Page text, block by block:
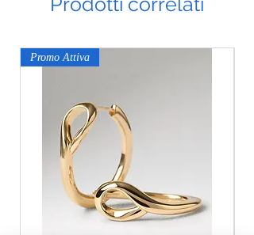
Promo Attiva